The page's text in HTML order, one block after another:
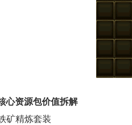
心资源包价值拆解
矿精炼套装